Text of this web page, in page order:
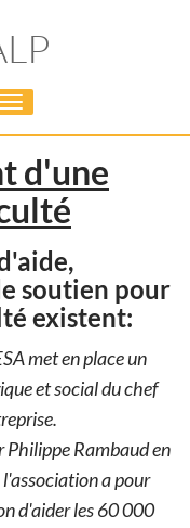
Toggle
navigation
d'une
soutien pour
existent:
met en place un
et social du chef
Philippe Rambaud en
a pour
d'aider les 60 000